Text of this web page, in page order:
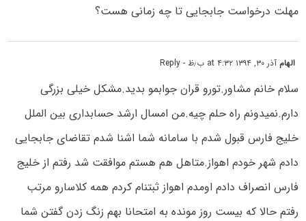
مهلت درخواست جابجایی تا چه زمانی هست؟
الهام آذر ۳۰, ۱۳۹۴ at ۴:۳۲ ب٫ظ - Reply
سلام خانم مشاور.تورو قران جوابمو بدید.مشکل خیلی بزرگی
دارم.نمیدونم راه حلم چیه.من امسال ارشد حسابداری بین الملل
خلیج فارس قبول شدم با سامانه شما اشنا شدم تقاضای جابجایی
دادم شهر خودم اهواز.متاهل هم هستم موافقت شد رفتم از خلیج
فارس انصراف دادم اومدم اهواز ثبتنام کردم همه کلاسارو مرتب
رفتم حالا که بیست روز مونده به امتحانا بهم زنگ زدن گفتن شما